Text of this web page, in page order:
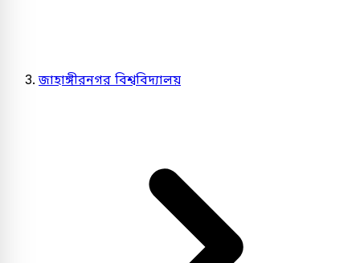
জাহাঙ্গীরনগর বিশ্ববিদ্যালয়